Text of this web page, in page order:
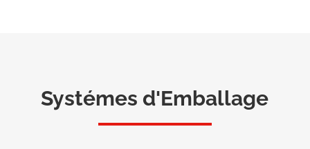
Systémes d'Emballage